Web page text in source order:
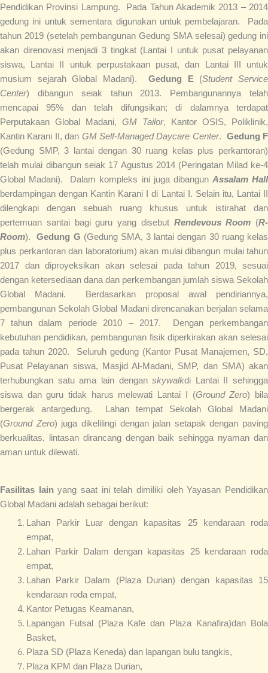
Pendidikan Provinsi Lampung. Pada Tahun Akademik 2013 – 2014
gedung ini untuk sementara digunakan untuk pembelajaran. Pada
tahun 2019 (setelah pembangunan Gedung SMA selesai) gedung ini
akan direnovasi menjadi 3 tingkat (Lantai I untuk pusat pelayanan
siswa, Lantai II untuk perpustakaan pusat, dan Lantai III untuk
musium sejarah Global Madani).Gedung E(Student Service
Center) dibangun seiak tahun 2013. Pembangunannya telah
mencapai 95% dan telah difungsikan; di dalamnya terdapat
Perputakaan Global Madani, GM Tailor, Kantor OSIS, Poliklinik,
Kantin Karani II, dan GM Self-Managed Daycare Center. Gedung F
(Gedung SMP, 3 lantai dengan 30 ruang kelas plus perkantoran)
telah mulai dibangun seiak 17 Agustus 2014 (Peringatan Milad ke-4
Global Madani). Dalam kompleks ini juga dibangun Assalam Hall
berdampingan dengan Kantin Karani I di Lantai I. Selain itu, Lantai II
dilengkapi dengan sebuah ruang khusus untuk istirahat dan
pertemuan santai bagi guru yang disebut Rendevous Room (R-
Room).Gedung G (Gedung SMA, 3 lantai dengan 30 ruang kelas
plus perkantoran dan laboratorium) akan mulai dibangun mulai tahun
2017 dan diproyeksikan akan selesai pada tahun 2019, sesuai
dengan ketersediaan dana dan perkembangan jumlah siswa Sekolah
Global Madani. Berdasarkan proposal awal pendiriannya,
pembangunan Sekolah Global Madani direncanakan berjalan selama
7 tahun dalam periode 2010 – 2017. Dengan perkembangan
kebutuhan pendidikan, pembangunan fisik diperkirakan akan selesai
pada tahun 2020. Seluruh gedung (Kantor Pusat Manajemen, SD,
Pusat Pelayanan siswa, Masjid Al-Madani, SMP, dan SMA) akan
terhubungkan satu ama lain denganskywalkdi Lantai II sehingga
siswa dan guru tidak harus melewati Lantai I (Ground Zero) bila
bergerak antargedung. Lahan tempat Sekolah Global Madani
(Ground Zero) juga dikelilingi dengan jalan setapak dengan paving
berkualitas, lintasan dirancang dengan baik sehingga nyaman dan
aman untuk dilewati.
Fasilitas lainyang saat ini telah dimiliki oleh Yayasan Pendidikan
Global Madani adalah sebagai berikut:
Lahan Parkir Luar dengan kapasitas 25 kendaraan roda
empat,
Lahan Parkir Dalam dengan kapasitas 25 kendaraan roda
empat,
Lahan Parkir Dalam (Plaza Durian) dengan kapasitas 15
kendaraan roda empat,
Kantor Petugas Keamanan,
Lapangan Futsal (Plaza Kafe dan Plaza Kanafira)dan Bola
Basket,
Plaza SD (Plaza Keneda) dan lapangan bulu tangkis,
Plaza KPM dan Plaza Durian,